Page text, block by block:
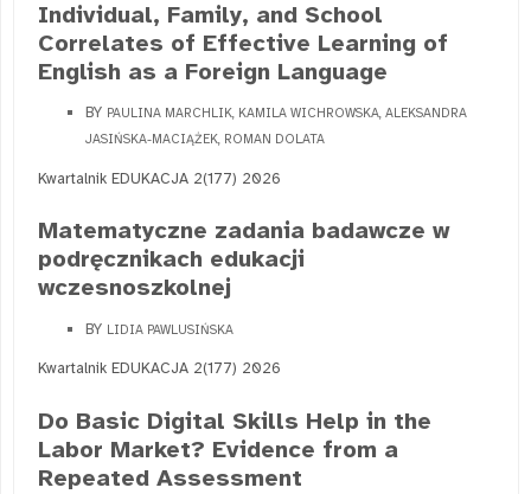
Individual, Family, and School
Correlates of Effective Learning of
English as a Foreign Language
BY PAULINA MARCHLIK, KAMILA WICHROWSKA, ALEKSANDRA
JASIŃSKA-MACIĄŻEK, ROMAN DOLATA
Kwartalnik EDUKACJA 2(177) 2026
Matematyczne zadania badawcze w
podręcznikach edukacji
wczesnoszkolnej
BY LIDIA PAWLUSIŃSKA
Kwartalnik EDUKACJA 2(177) 2026
Do Basic Digital Skills Help in the
Labor Market? Evidence from a
Repeated Assessment